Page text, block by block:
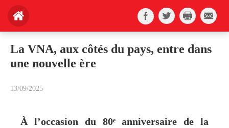
La VNA, aux côtés du pays, entre dans
une nouvelle ère
13/09/2025
À l’occasion du 80ᵉ anniversaire de la